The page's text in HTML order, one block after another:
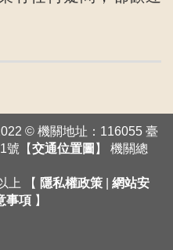
© 機關地址：116055 臺
號【交通位置圖 】 機關總
上 【 隱私權政策
網站安
事項 】